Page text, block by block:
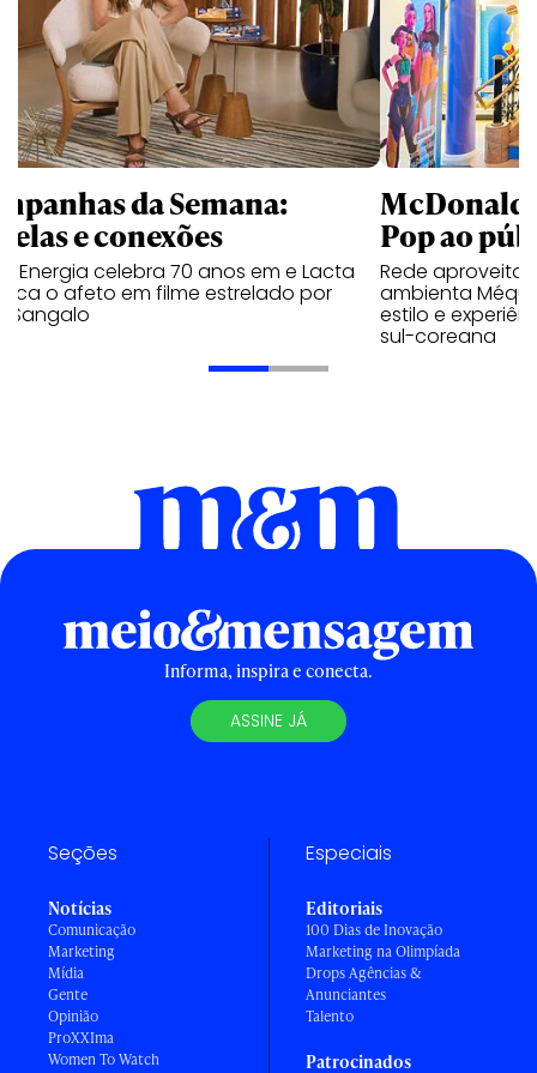
da Semana:
e conexões
Energia celebra 70 anos em e Lacta
o afeto em filme estrelado por
Sangalo
Pop ao
Rede aproveita
ambienta Méqui
estilo e
sul-coreana
Informa, inspira e conecta.
ASSINE JÁ
Seções
Notícias
Comunicação
Marketing
Mídia
Gente
Opinião
ProXXIma
Women To Watch
Especiais
Editoriais
100 Dias de Inovação
Marketing na Olimpíada
Drops Agências &
Anunciantes
Talento
Patrocinados